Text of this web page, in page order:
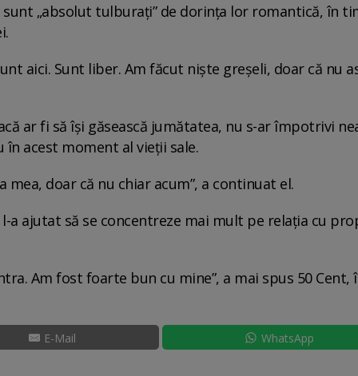
„absolut tulburați” de dorința lor romantică, în
aici. Sunt liber. Am făcut niște greșeli, doar că nu
ar fi să își găsească jumătatea, nu s-ar împotrivi
acest moment al vieții sale.
doar că nu chiar acum”, a continuat el.
ajutat să se concentreze mai mult pe relația cu
Am fost foarte bun cu mine”, a mai spus 50 Cent,
E-Mail WhatsApp